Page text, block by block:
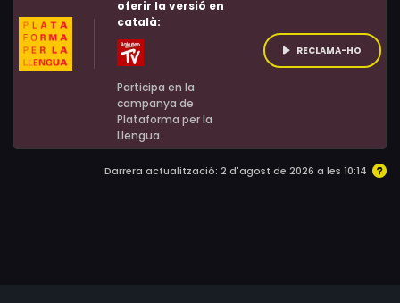
oferir la versió en
català:
Participa en la
campanya de
Plataforma per la
Llengua.
RECLAMA-HO
Darrera actualització: 2 d'agost de 2026 a les 10:14